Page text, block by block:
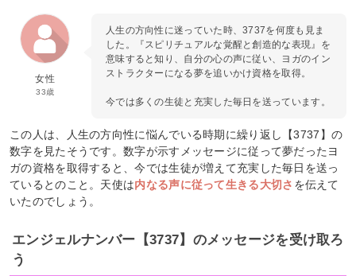
女性
33歳
人生の方向性に迷っていた時、3737を何度も見ま
した。『スピリチュアルな覚醒と創造的な表現』を
意味すると知り、自分の心の声に従い、ヨガのイン
ストラクターになる夢を追いかけ資格を取得。
今では多くの生徒と充実した毎日を送っています。
この人は、人生の方向性に悩んでいる時期に繰り返し【3737】の
数字を見たそうです。数字が示すメッセージに従って夢だったヨ
ガの資格を取得すると、今では生徒が増えて充実した毎日を送っ
ているとのこと。天使は内なる声に従って生きる大切さ を伝えて
いたのでしょう。
エンジェルナンバー【3737】のメッセージを受け取ろ
う